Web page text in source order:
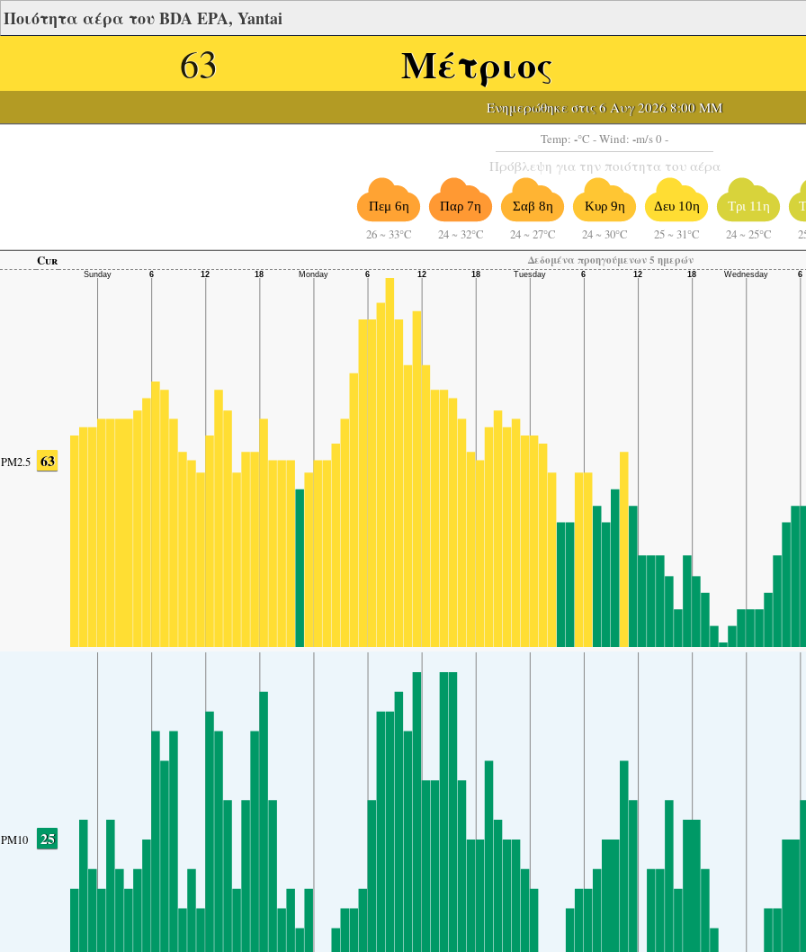
Ποιότητα αέρα του BDA EPA, Yantai
63 Μέτριος
Ενημερώθηκε στις 6 Αυγ 2026 8:00 ΜΜ
Temp: -°C - Wind: -m/s 0 -
Πρόβλεψη για την ποιότητα του αέρα
Πεμ 6η
26 ~ 33°C
Παρ 7η
24 ~ 32°C
Σαβ 8η
24 ~ 27°C
Κυρ 9η
24 ~ 30°C
Δευ 10η
25 ~ 31°C
Τρι 11η
24 ~ 25°C
Cur
Δεδομένα προηγούμενων 5 ημερών
PM2.5 63
PM10 25